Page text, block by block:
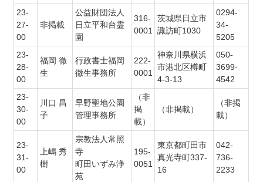
23-
27-
00
非掲載
公益財団法人
日立平和台霊
園
316-
0001
茨城県日立市
諏訪町1030
0294-
34-
5205
23-
28-
00
福岡 徹
生
行政書士福岡
徹生事務所
222-
0001
神奈川県横浜
市港北区樽町
4-3-13
050-
3699-
4542
23-
30-
00
川口 昌
子
早野聖地公園
管理事務所
（非
掲
載）
（非掲載）
（非掲
載）
23-
31-
00
上嶋 秀
樹
宗教法人常照
寺
町田いずみ浄
苑
195-
0051
東京都町田市
真光寺町337-
16
042-
736-
2233